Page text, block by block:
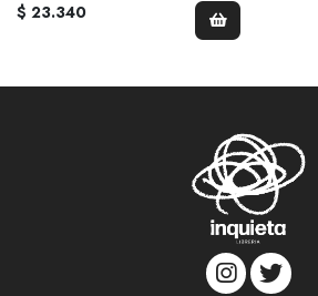
$ 23.340